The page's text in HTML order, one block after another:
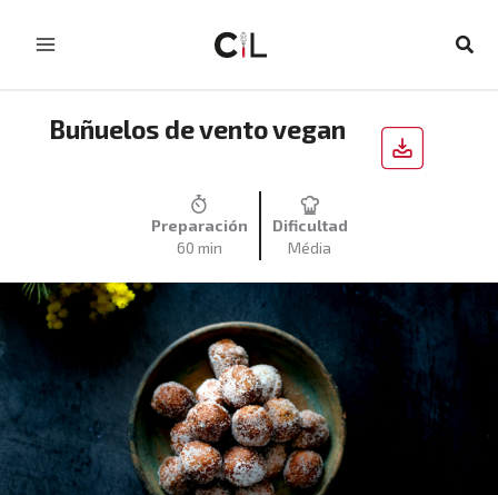
Buñuelos de vento vegan
Preparación
60 min
Dificultad
Média